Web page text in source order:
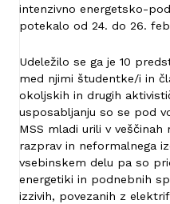
intenzivno energetsko-
potekalo od 24. do 26.
Udeležilo se ga je 10
med njimi študentke/i in
okoljskih in drugih
usposabljanju so se pod
MSS mladi urili v veščinah
razprav in neformalnega
vsebinskem delu pa so
energetiki in podnebnih
izzivih, povezanih z